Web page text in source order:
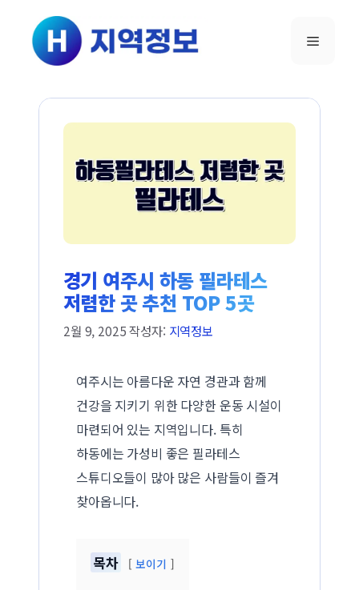
건너뛰기
메뉴
경기 여주시 하동 필라테스
저렴한 곳 추천 TOP 5곳
2월 9, 2025작성자: 지역정보
여주시는 아름다운 자연 경관과 함께
건강을 지키기 위한 다양한 운동 시설이
마련되어 있는 지역입니다. 특히
하동에는 가성비 좋은 필라테스
스튜디오들이 많아 많은 사람들이 즐겨
찾아옵니다.
목차 보이기